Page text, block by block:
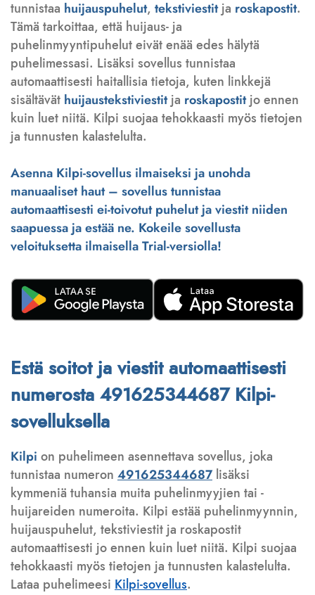
tunnistaa huijauspuhelut, tekstiviestitja roskapostit.
Tämä tarkoittaa, että huijaus- ja
puhelinmyyntipuhelut eivät enää edes hälytä
puhelimessasi. Lisäksi sovellus tunnistaa
automaattisesti haitallisia tietoja, kuten linkkejä
sisältävät huijaustekstiviestitja roskapostitjo ennen
kuin luet niitä. Kilpi suojaa tehokkaasti myös tietojen
ja tunnusten kalastelulta.
Asenna Kilpi-sovellus ilmaiseksi ja unohda
manuaaliset haut – sovellus tunnistaa
automaattisesti ei-toivotut puhelut ja viestit niiden
saapuessa ja estää ne. Kokeile sovellusta
veloituksetta ilmaisella Trial-versiolla!
Estä soitot ja viestit automaattisesti
numerosta 491625344687 Kilpi-
sovelluksella
Kilpi on puhelimeen asennettava sovellus, joka
tunnistaa numeron 491625344687lisäksi
kymmeniä tuhansia muita puhelinmyyjien tai -
huijareiden numeroita. Kilpi estää puhelinmyynnin,
huijauspuhelut, tekstiviestit ja roskapostit
automaattisesti jo ennen kuin luet niitä. Kilpi suojaa
tehokkaasti myös tietojen ja tunnusten kalastelulta.
Lataa puhelimeesi Kilpi-sovellus.